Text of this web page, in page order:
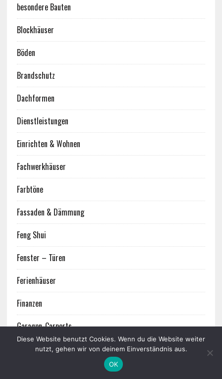
besondere Bauten
Blockhäuser
Böden
Brandschutz
Dachformen
Dienstleistungen
Einrichten & Wohnen
Fachwerkhäuser
Farbtöne
Fassaden & Dämmung
Feng Shui
Fenster – Türen
Ferienhäuser
Finanzen
Garagen-Carports
Garten
Diese Website benutzt Cookies. Wenn du die Website weiter
nutzt, gehen wir von deinem Einverständnis aus.
OK